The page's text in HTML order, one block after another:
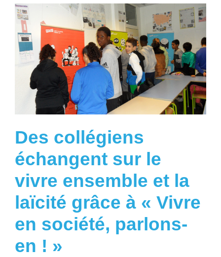
Des collégiens
échangent sur le
vivre ensemble et la
laïcité grâce à « Vivre
en société, parlons-
en ! »